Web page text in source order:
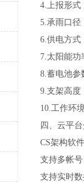
4.上报形式
5.承雨口径
6.供电方式
7.太阳能功
8.蓄电池参
9.支架高度
10.工作环
四、云平
CS架构软
支持多帐
支持实时